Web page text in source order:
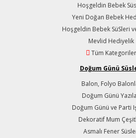
Hoşgeldin Bebek
Yeni Doğan Bebek
Hoşgeldin Bebek SüSleri
Mevlid Hediyelik
Tüm Kategoriler
Doğum Günü
Balon, Folyo
Doğum Günü
Doğum Günü ve Parti
Dekoratif Mum
Asmalı Fener